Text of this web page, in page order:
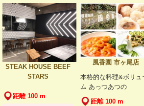
STEAK HOUSE BEEF
STARS
距離 100 m
風香園 市ヶ尾店
本格的な料理&ボリュ
ム あっつあつの
距離 100 m